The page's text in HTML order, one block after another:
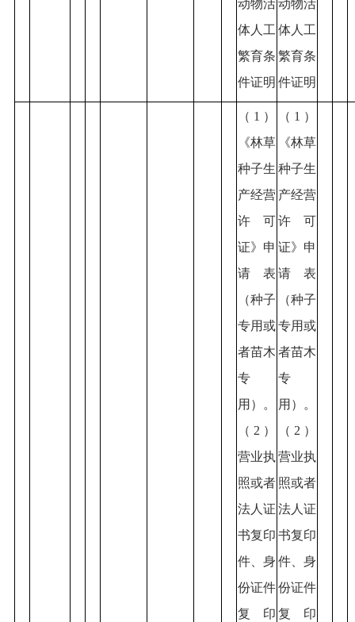
动物活
体人工
繁育条
件证明
动物活
体人工
繁育条
件证明
（1）
《林草
种子生
产经营
许可
证》申
请表
（种子
专用或
者苗木
专
用）。
（2）
营业执
照或者
法人证
书复印
件、身
份证件
复印
（1）
《林草
种子生
产经营
许可
证》申
请表
（种子
专用或
者苗木
专
用）。
（2）
营业执
照或者
法人证
书复印
件、身
份证件
复印